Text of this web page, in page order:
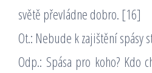
světě převládne dobro. [16]
Ot.: Nebude k zajištění spásy
Odp.: Spása pro koho? Kdo